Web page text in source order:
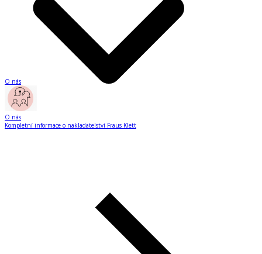
O nás
O nás
Kompletní informace o nakladatelství Fraus Klett